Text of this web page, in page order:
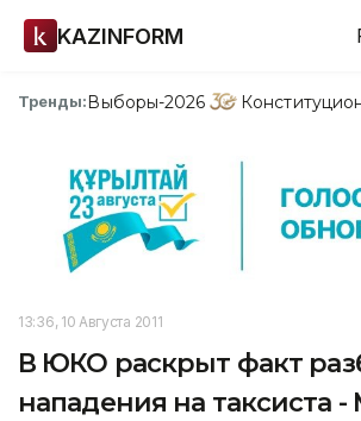
KAZINFORM
Тренды:Выборы-2026
13:36, 10 Августа 2011
В ЮКО раскрыт факт
нападения на таксиста